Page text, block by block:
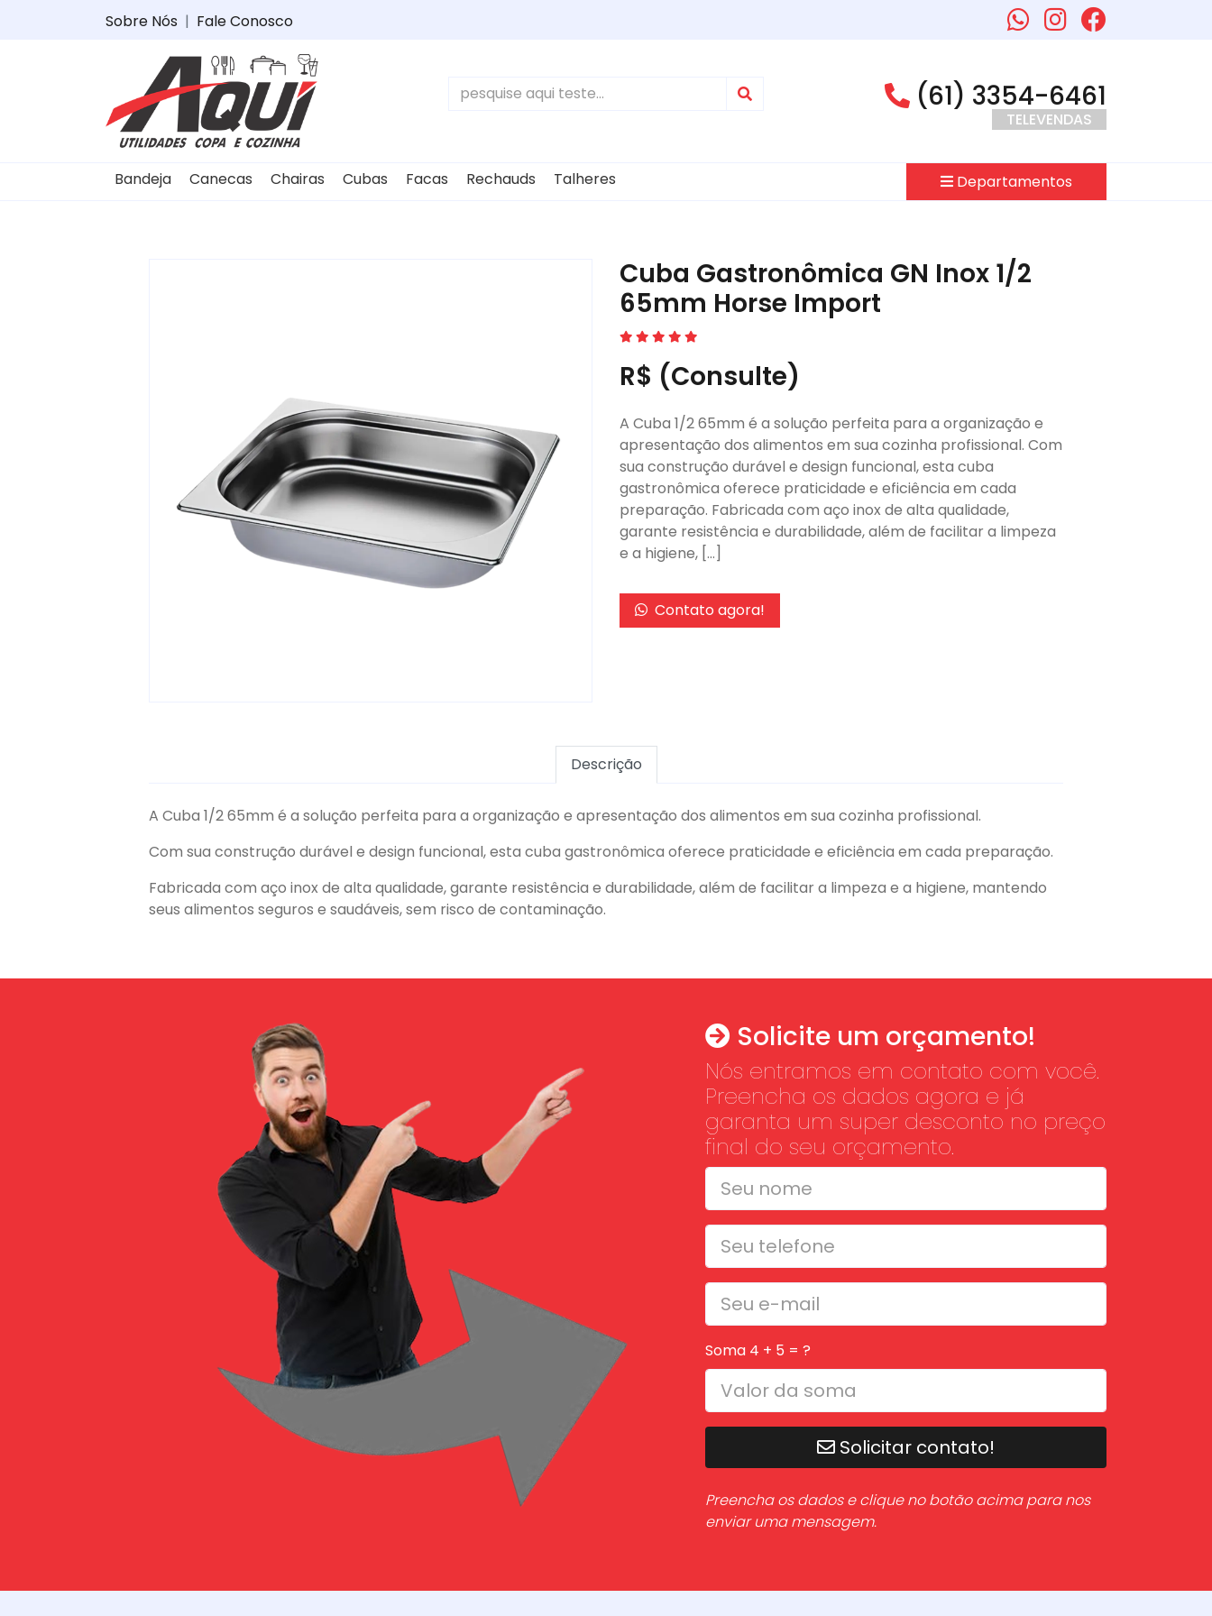
Sobre Nós | Fale Conosco
(61) 3354-6461
TELEVENDAS
Bandeja Canecas Chairas Cubas Facas Rechauds Talheres Departamentos
Cuba Gastronômica GN Inox 1/2
65mm Horse Import
R$ (Consulte)
A Cuba 1/2 65mm é a solução perfeita para a organização e
apresentação dos alimentos em sua cozinha profissional. Com
sua construção durável e design funcional, esta cuba
gastronômica oferece praticidade e eficiência em cada
preparação. Fabricada com aço inox de alta qualidade,
garante resistência e durabilidade, além de facilitar a limpeza
e a higiene, […]
Contato agora!
Descrição
A Cuba 1/2 65mm é a solução perfeita para a organização e apresentação dos alimentos em sua cozinha profissional.
Com sua construção durável e design funcional, esta cuba gastronômica oferece praticidade e eficiência em cada preparação.
Fabricada com aço inox de alta qualidade, garante resistência e durabilidade, além de facilitar a limpeza e a higiene, mantendo
seus alimentos seguros e saudáveis, sem risco de contaminação.
Solicite um orçamento!
Nós entramos em contato com você.
Preencha os dados agora e já
garanta um super desconto no preço
final do seu orçamento.
Soma 4 + 5 = ?
Solicitar contato!
Preencha os dados e clique no botão acima para nos
enviar uma mensagem.